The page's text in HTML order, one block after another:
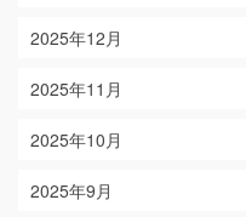
2025年12月
2025年11月
2025年10月
2025年9月